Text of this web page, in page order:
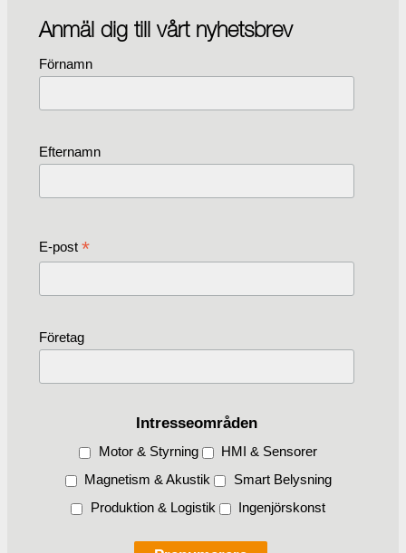
Anmäl dig till vårt nyhetsbrev
Förnamn
Efternamn
E-post *
Företag
Intresseområden
Motor & Styrning
HMI & Sensorer
Magnetism & Akustik
Smart Belysning
Produktion & Logistik
Ingenjörskonst